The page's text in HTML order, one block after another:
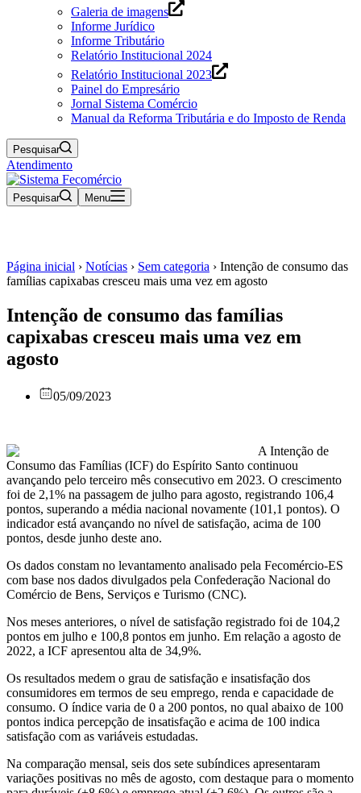
Galeria de imagens
Informe Jurídico
Informe Tributário
Relatório Institucional 2024
Relatório Institucional 2023
Painel do Empresário
Jornal Sistema Comércio
Manual da Reforma Tributária e do Imposto de Renda
Pesquisar
Atendimento
Pesquisar Menu
Página inicial › Notícias › Sem categoria › Intenção de consumo das
famílias capixabas cresceu mais uma vez em agosto
Intenção de consumo das famílias
capixabas cresceu mais uma vez em
agosto
05/09/2023
A Intenção de
Consumo das Famílias (ICF) do Espírito Santo continuou
avançando pelo terceiro mês consecutivo em 2023. O crescimento
foi de 2,1% na passagem de julho para agosto, registrando 106,4
pontos, superando a média nacional novamente (101,1 pontos). O
indicador está avançando no nível de satisfação, acima de 100
pontos, desde junho deste ano.
Os dados constam no levantamento analisado pela Fecomércio-ES
com base nos dados divulgados pela Confederação Nacional do
Comércio de Bens, Serviços e Turismo (CNC).
Nos meses anteriores, o nível de satisfação registrado foi de 104,2
pontos em julho e 100,8 pontos em junho. Em relação a agosto de
2022, a ICF apresentou alta de 34,9%.
Os resultados medem o grau de satisfação e insatisfação dos
consumidores em termos de seu emprego, renda e capacidade de
consumo. O índice varia de 0 a 200 pontos, no qual abaixo de 100
pontos indica percepção de insatisfação e acima de 100 indica
satisfação com as variáveis estudadas.
Na comparação mensal, seis dos sete subíndices apresentaram
variações positivas no mês de agosto, com destaque para o momento